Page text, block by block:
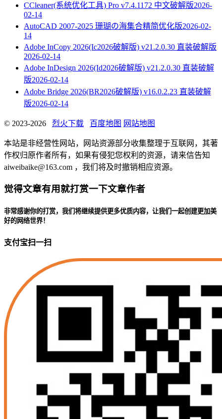
CCleaner(系统优化工具) Pro v7.4.1172 中文破解版2026-
02-14
AutoCAD 2007-2025 珊瑚の海集合精简优化版2026-02-
14
Adobe InCopy 2026(Ic2026破解版) v21.2.0.30 直装破解版
2026-02-14
Adobe InDesign 2026(Id2026破解版) v21.2.0.30 直装破解
版2026-02-14
Adobe Bridge 2026(BR2026破解版) v16.0.2.23 直装破解
版2026-02-14
© 2023-2026 烈火下载 百度地图 网站地图
本站是非经营性网站，网站资源部分收集整理于互联网，其著
作权归原作者所有，如果有侵犯您权利的资源，请来信告知
aiweibaike@163.com ，我们将及时撤销相应资源。
觉得文章有用就打赏一下文章作者
非常感谢你的打赏，我们将继续提供更多优质内容，让我们一起创建更加美
好的网络世界！
支付宝扫一扫